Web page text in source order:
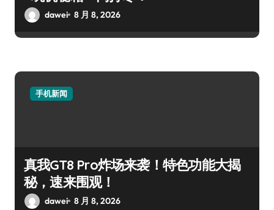
dawei 8 月 8, 2026
手机新闻
真我GT8 Pro炸场来袭！特色功能大揭
秘，速来围观！
dawei 8 月 8, 2026